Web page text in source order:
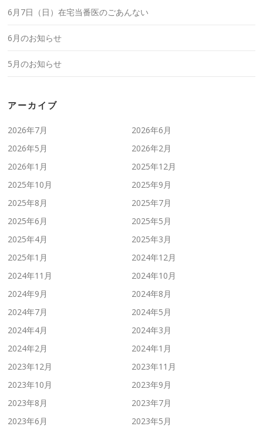
6月7日（日）在宅当番医のごあんない
6月のお知らせ
5月のお知らせ
アーカイブ
2026年7月
2026年6月
2026年5月
2026年2月
2026年1月
2025年12月
2025年10月
2025年9月
2025年8月
2025年7月
2025年6月
2025年5月
2025年4月
2025年3月
2025年1月
2024年12月
2024年11月
2024年10月
2024年9月
2024年8月
2024年7月
2024年5月
2024年4月
2024年3月
2024年2月
2024年1月
2023年12月
2023年11月
2023年10月
2023年9月
2023年8月
2023年7月
2023年6月
2023年5月